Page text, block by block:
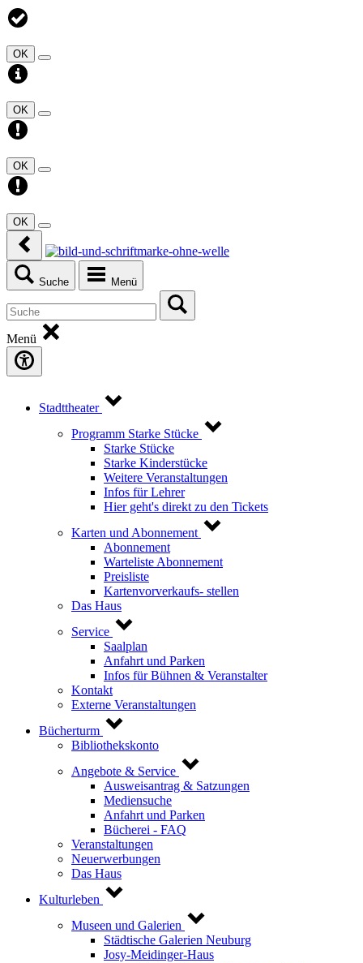
OK
OK
OK
OK
Suche Menü
Menü
Stadttheater
Programm Starke Stücke
Starke Stücke
Starke Kinderstücke
Weitere Veranstaltungen
Infos für Lehrer
Hier geht's direkt zu den Tickets
Karten und Abonnement
Abonnement
Warteliste Abonnement
Preisliste
Kartenvorverkaufs- stellen
Das Haus
Service
Saalplan
Anfahrt und Parken
Infos für Bühnen & Veranstalter
Kontakt
Externe Veranstaltungen
Bücherturm
Bibliothekskonto
Angebote & Service
Ausweisantrag & Satzungen
Mediensuche
Anfahrt und Parken
Bücherei - FAQ
Veranstaltungen
Neuerwerbungen
Das Haus
Kulturleben
Museen und Galerien
Städtische Galerien Neuburg
Josy-Meidinger-Haus